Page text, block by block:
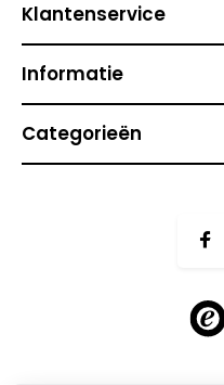
Klantenservice
Informatie
Categorieën